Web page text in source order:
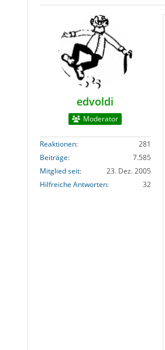
edvoldi
Moderator
Reaktionen
281
Beiträge
7.585
Mitglied seit
23. Dez. 2005
Hilfreiche Antworten
32